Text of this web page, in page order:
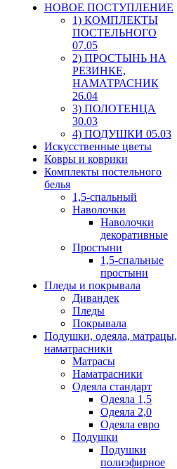
HОВОЕ ПОСТУПЛЕНИЕ
1) КОМПЛЕКТЫ
ПОСТЕЛЬНОГО
07.05
2) ПРОСТЫНЬ НА
РЕЗИНКЕ,
НАМАТРАСНИК
26.04
3) ПОЛОТЕНЦА
30.03
4) ПОДУШКИ 05.03
Искусственные цветы
Ковры и коврики
Комплекты постельного
белья
1,5-спальный
Наволочки
Наволочки
декоративные
Простыни
1,5-спальные
простыни
Пледы и покрывала
Дивандек
Пледы
Покрывала
Подушки, одеяла, матрацы,
наматрасники
Матрасы
Наматрасники
Одеяла стандарт
Одеяла 1,5
Одеяла 2,0
Одеяла евро
Подушки
Подушки
полиэфирное